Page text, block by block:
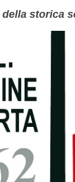
storica